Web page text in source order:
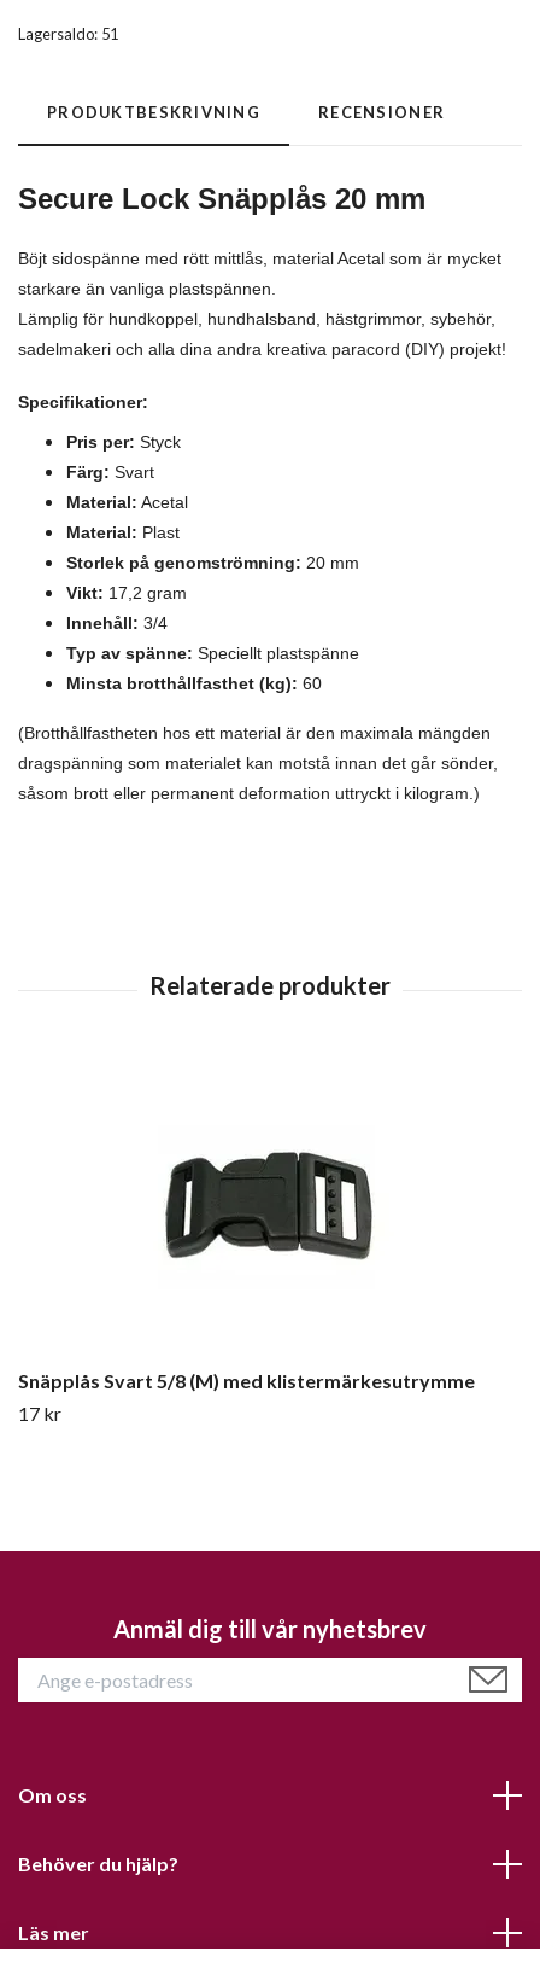
Lagersaldo: 51
PRODUKTBESKRIVNING RECENSIONER
Secure Lock Snäpplås 20 mm
Böjt sidospänne med rött mittlås, material Acetal som är mycket
starkare än vanliga plastspännen.
Lämplig för hundkoppel, hundhalsband, hästgrimmor, sybehör,
sadelmakeri och alla dina andra kreativa paracord (DIY) projekt!
Specifikationer:
Pris per: Styck
Färg: Svart
Material: Acetal
Material: Plast
Storlek på genomströmning: 20 mm
Vikt: 17,2 gram
Innehåll: 3/4
Typ av spänne: Speciellt plastspänne
Minsta brotthållfasthet (kg): 60
(Brotthållfastheten hos ett material är den maximala mängden
dragspänning som materialet kan motstå innan det går sönder,
såsom brott eller permanent deformation uttryckt i kilogram.)
Snäpplås Svart 5/8 (M) med klistermärkesutrymme
17 kr
Anmäl dig till vår nyhetsbrev
Om oss
Behöver du hjälp?
Läs mer